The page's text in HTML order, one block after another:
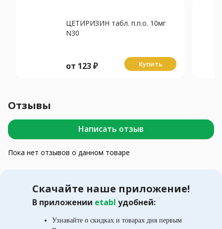
ЦЕТИРИЗИН табл. п.п.о. 10мг
N30
от 123₽ Купить
Отзывы
Написать отзыв
Пока нет отзывов о данном товаре
Скачайте наше приложение!
В приложении etabl удобней:
Узнавайте о скидках и товарах дня первым